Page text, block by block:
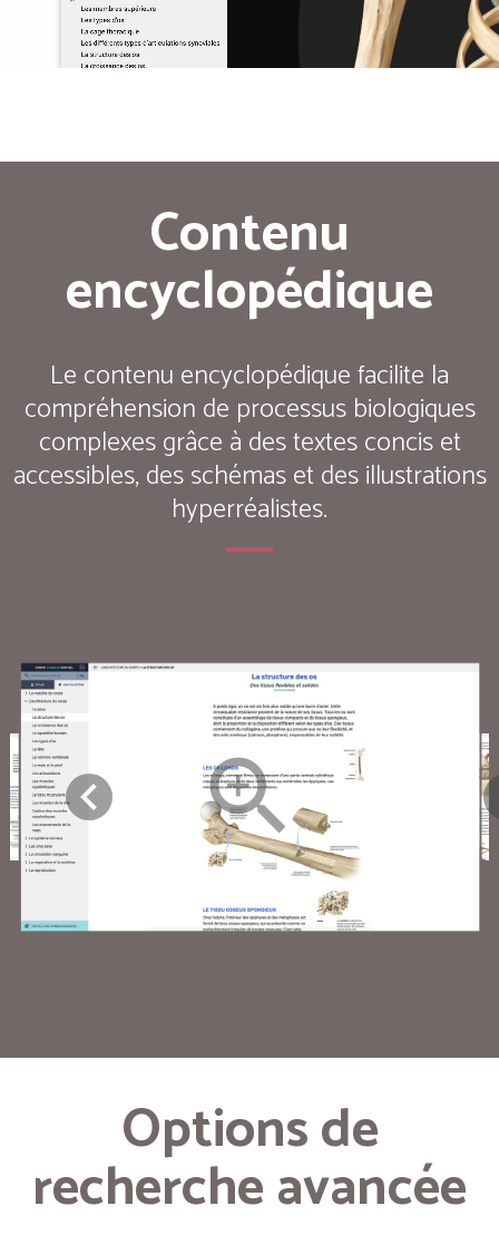
Contenu
encyclopédique
Le contenu encyclopédique facilite la
compréhension de processus biologiques
complexes grâce à des textes concis et
accessibles, des schémas et des illustrations
hyperréalistes.
Options de
recherche avancée